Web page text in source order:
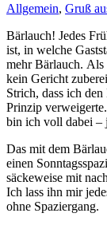
Allgemein, Gruß
Bärlauch! Jedes
ist, in welche
mehr Bärlauch. Als
kein Gericht
Strich, dass ich
Prinzip
bin ich voll dabei –
Das mit dem
einen
säckeweise mit
Ich lass ihn mir
ohne Spaziergang.